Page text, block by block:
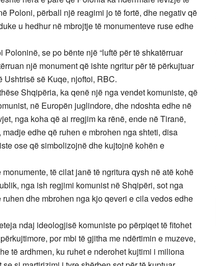
Poloni, përball një reagimi jo të fortë, dhe negativ që
u hedhur në mbrojtje të monumenteve ruse edhe
se po bënte një “luftë për të shkatërruar
një monument që ishte ngritur për të përkujtuar
së Kuqe, njoftoi, RBC.
Shqipëria, ka qenë një nga vendet komuniste, që
në Europën juglindore, dhe ndoshta edhe në
nga koha që ai rregjim ka rënë, ende në Tiranë,
edhe që ruhen e mbrohen nga shteti, disa
ose që simbolizojnë dhe kujtojnë kohën e
të cilat janë të ngritura qysh në atë kohë
nga ish regjimi komunist në Shqipëri, sot nga
dhe mbrohen nga kjo qeveri e cila vedos edhe
ndaj ideologjisë komuniste po përpiqet të fitohet
por mbi të gjitha me ndërtimin e muzeve,
të ardhmen, ku ruhet e nderohet kujtimi i miliona